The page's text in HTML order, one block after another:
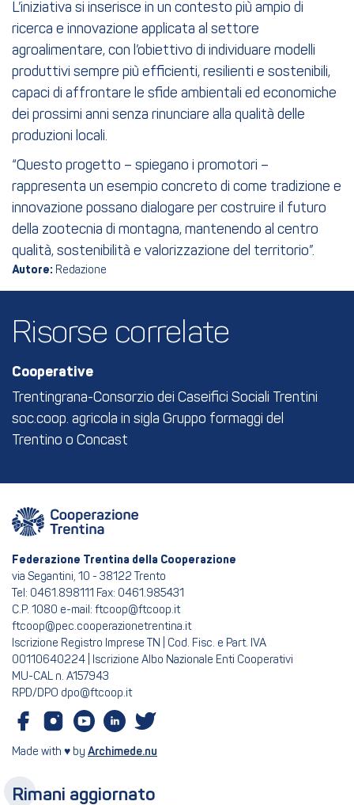
L’iniziativa si inserisce in un contesto più ampio di
ricerca e innovazione applicata al settore
agroalimentare, con l’obiettivo di individuare modelli
produttivi sempre più efficienti, resilienti e sostenibili,
capaci di affrontare le sfide ambientali ed economiche
dei prossimi anni senza rinunciare alla qualità delle
produzioni locali.
“Questo progetto – spiegano i promotori –
rappresenta un esempio concreto di come tradizione e
innovazione possano dialogare per costruire il futuro
della zootecnia di montagna, mantenendo al centro
qualità, sostenibilità e valorizzazione del territorio”.
Autore: Redazione
Risorse correlate
Cooperative
Trentingrana-Consorzio dei Caseifici Sociali Trentini
soc.coop. agricola in sigla Gruppo formaggi del
Trentino o Concast
Federazione Trentina della Cooperazione
via Segantini, 10 - 38122 Trento
Tel: 0461.898111 Fax: 0461.985431
C.P. 1080 e-mail: ftcoop@ftcoop.it
ftcoop@pec.cooperazionetrentina.it
Iscrizione Registro Imprese TN | Cod. Fisc. e Part. IVA
00110640224 | Iscrizione Albo Nazionale Enti Cooperativi
MU-CAL n. A157943
RPD/DPO dpo@ftcoop.it
Made with ♥ by Archimede.nu
Rimani aggiornato